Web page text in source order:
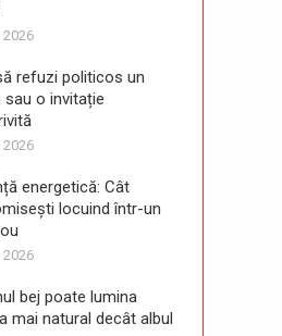
2026
refuzi politicos un
sau o invitație
2026
energetică: Cât
locuind într-un
2026
bej poate lumina
mai natural decât albul